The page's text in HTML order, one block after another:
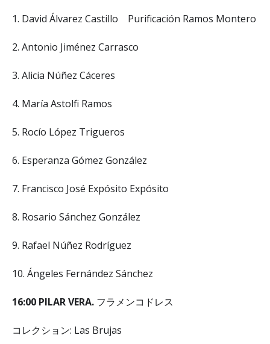
1. David Álvarez Castillo Purificación Ramos Montero
2. Antonio Jiménez Carrasco
3. Alicia Núñez Cáceres
4. María Astolfi Ramos
5. Rocío López Trigueros
6. Esperanza Gómez González
7. Francisco José Expósito Expósito
8. Rosario Sánchez González
9. Rafael Núñez Rodríguez
10. Ángeles Fernández Sánchez
16:00 PILAR VERA. フラメンコドレス
コレクション: Las Brujas